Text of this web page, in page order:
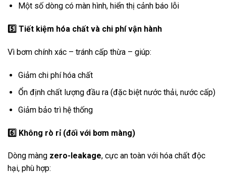
Một số dòng có màn hình, hiển thị cảnh báo lỗi
5️ Tiết kiệm hóa chất và chi phí vận hành
Vì bơm chính xác – tránh cấp thừa – giúp:
Giảm chi phí hóa chất
Ổn định chất lượng đầu ra (đặc biệt nước thải, nước cấp)
Giảm bảo trì hệ thống
6️ Không rò rỉ (đối với bơm màng)
Dòng màng zero-leakage, cực an toàn với hóa chất độc
hại, phù hợp: